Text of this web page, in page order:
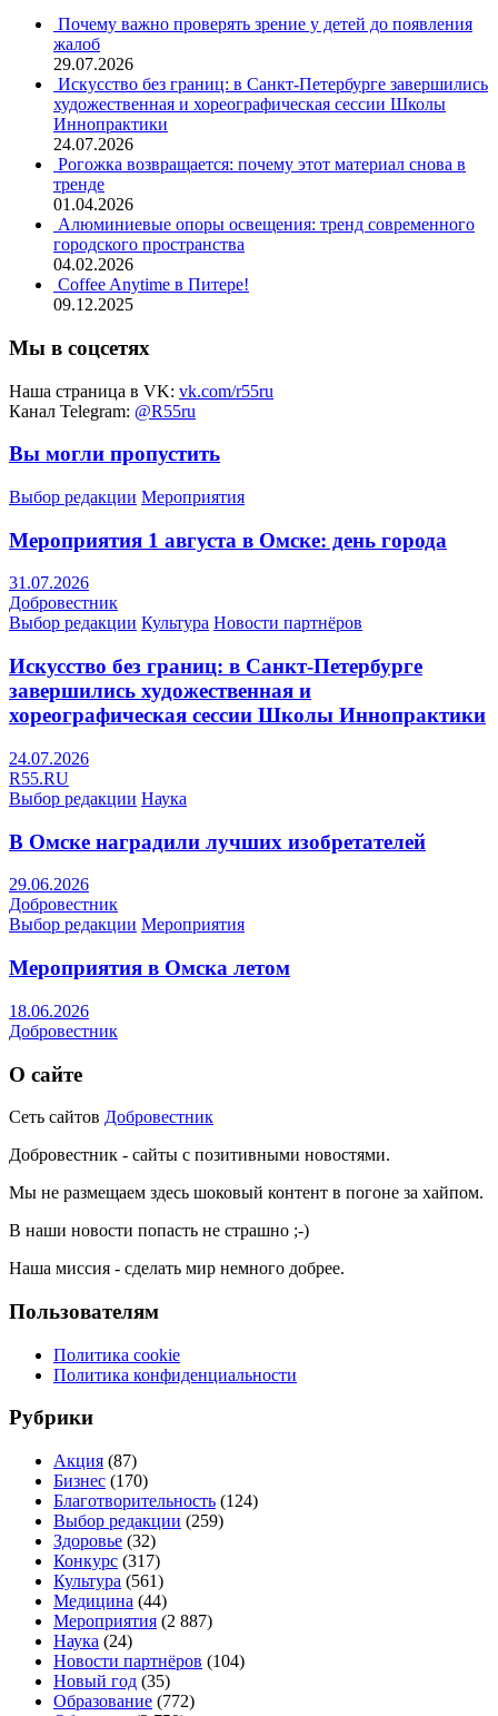
Почему важно проверять зрение у детей до появления
жалоб
29.07.2026
Искусство без границ: в Санкт-Петербурге завершились
художественная и хореографическая сессии Школы
Иннопрактики
24.07.2026
Рогожка возвращается: почему этот материал снова в
тренде
01.04.2026
Алюминиевые опоры освещения: тренд современного
городского пространства
04.02.2026
Coffee Anytime в Питере!
09.12.2025
Мы в соцсетях
Наша страница в VK: vk.com/r55ru
Канал Telegram: @R55ru
Вы могли пропустить
Выбор редакции Мероприятия
Мероприятия 1 августа в Омске: день города
31.07.2026
Добровестник
Выбор редакции Культура Новости партнёров
Искусство без границ: в Санкт-Петербурге
завершились художественная и
хореографическая сессии Школы Иннопрактики
24.07.2026
R55.RU
Выбор редакции Наука
В Омске наградили лучших изобретателей
29.06.2026
Добровестник
Выбор редакции Мероприятия
Мероприятия в Омска летом
18.06.2026
Добровестник
О сайте
Сеть сайтов Добровестник
Добровестник - сайты с позитивными новостями.
Мы не размещаем здесь шоковый контент в погоне за хайпом.
В наши новости попасть не страшно ;-)
Наша миссия - сделать мир немного добрее.
Пользователям
Политика cookie
Политика конфиденциальности
Рубрики
Акция (87)
Бизнес (170)
Благотворительность (124)
Выбор редакции (259)
Здоровье (32)
Конкурс (317)
Культура (561)
Медицина (44)
Мероприятия (2 887)
Наука (24)
Новости партнёров (104)
Новый год (35)
Образование (772)